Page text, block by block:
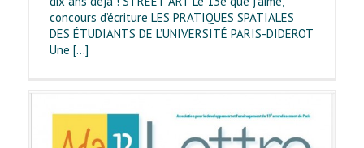
concours d’écriture LES PRATIQUES SPATIALES
DES ÉTUDIANTS DE L’UNIVERSITÉ PARIS-DIDEROT
Une [...]